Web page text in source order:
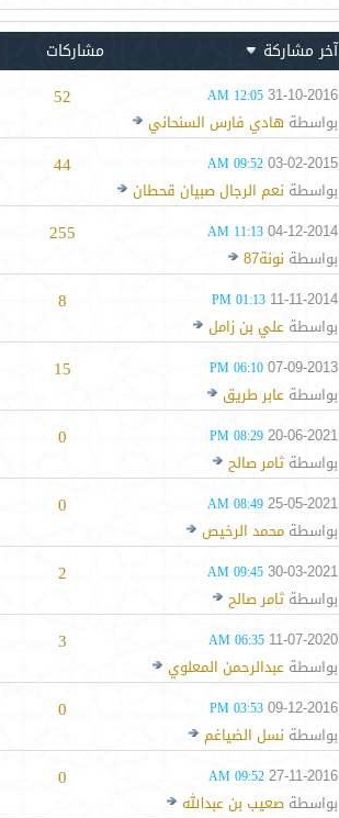
آخر مشاركة مشاركات
31-10-2016
12:05 AM
بواسطة هادي فارس السنحاني
52
03-02-2015
09:52 AM
بواسطة نعم الرجال صبيان قحطان
44
04-12-2014
11:13 AM
بواسطة نونة87
255
11-11-2014
01:13 PM
بواسطةعلي بن زامل
8
07-09-2013
06:10 PM
بواسطةعابر طريق
15
20-06-2021
08:29 PM
بواسطةثامر صالح
0
25-05-2021
08:49 AM
بواسطةمحمد الرخيص
0
30-03-2021
09:45 AM
بواسطةثامر صالح
2
11-07-2020
06:35 AM
بواسطةعبدالرحمن المعلوي
3
09-12-2016
03:53 PM
بواسطة نسل الضياغم
0
27-11-2016
09:52 AM
بواسطةصعيب بن عبدالله
0